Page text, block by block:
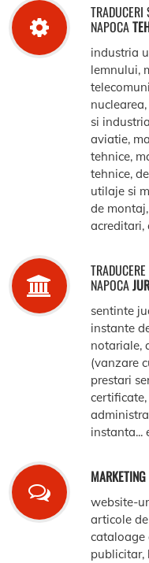
TRADUCERI
NAPOCA
industria
lemnului,
si
aviatie,
tehnice,
tehnice,
utilaje si
de
acreditari,
NAPOCA
sentinte
instante
notariale,
(vanzare
prestari
instanta...
website-
articole
cataloage
publicitar,